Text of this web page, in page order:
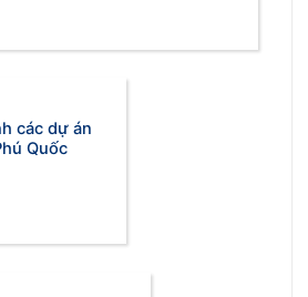
các dự án
Quốc